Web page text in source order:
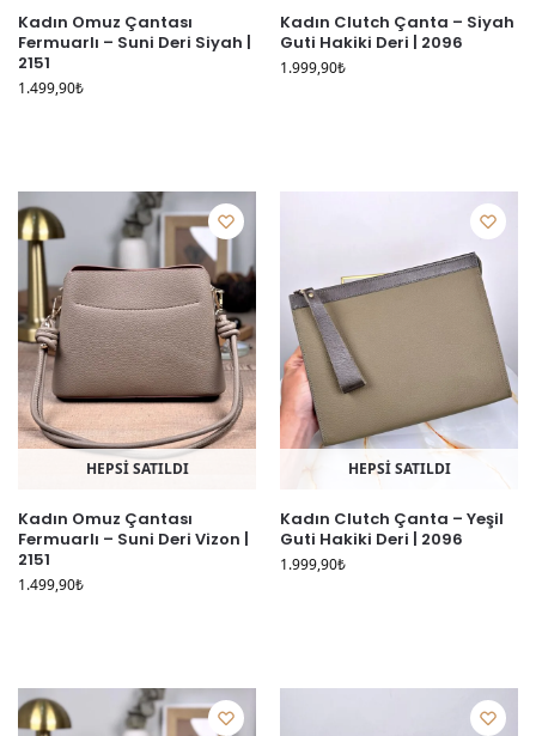
Kadın Omuz Çantası
Fermuarlı – Suni Deri Siyah |
2151
1.499,90₺
Kadın Clutch Çanta – Siyah
Guti Hakiki Deri | 2096
1.999,90₺
HEPSİ SATILDI
Kadın Omuz Çantası
Fermuarlı – Suni Deri Vizon |
2151
1.499,90₺
HEPSİ SATILDI
Kadın Clutch Çanta – Yeşil
Guti Hakiki Deri | 2096
1.999,90₺